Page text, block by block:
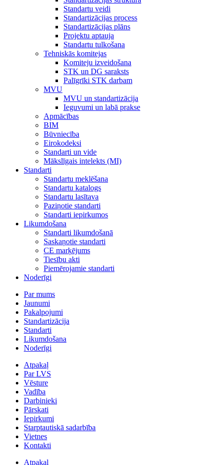
Standartu veidi
Standartizācijas process
Standartizācijas plāns
Projektu aptauja
Standartu tulkošana
Tehniskās komitejas
Komiteju izveidošana
STK un DG saraksts
Palīgrīki STK darbam
MVU
MVU un standartizācija
Ieguvumi un labā prakse
Apmācības
BIM
Būvniecība
Eirokodeksi
Standarti un vide
Mākslīgais intelekts (MI)
Standarti
Standartu meklēšana
Standartu katalogs
Standartu lasītava
Paziņotie standarti
Standarti iepirkumos
Likumdošana
Standarti likumdošanā
Saskaņotie standarti
CE marķējums
Tiesību akti
Piemērojamie standarti
Noderīgi
Par mums
Jaunumi
Pakalpojumi
Standartizācija
Standarti
Likumdošana
Noderīgi
Atpakaļ
Par LVS
Vēsture
Vadība
Darbinieki
Pārskati
Iepirkumi
Starptautiskā sadarbība
Vietnes
Kontakti
Atpakaļ